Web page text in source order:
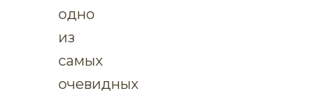
одно
из
самых
очевидных